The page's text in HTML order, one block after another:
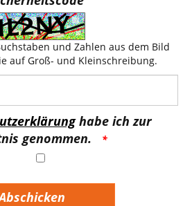
und Zahlen aus dem Bild
auf Groß- und Kleinschreibung.
habe ich zur
genommen.